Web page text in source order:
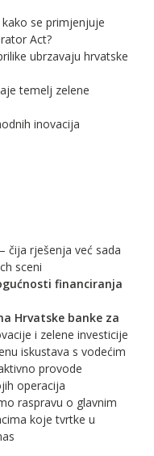
se primjenjuje
Act?
ubrzavaju hrvatske
temelj zelene
inovacija
čija rješenja već sada
sceni
financiranja
Hrvatske banke za
i zelene investicije
iskustava s vodećim
provode
operacija
raspravu o glavnim
koje tvrtke u